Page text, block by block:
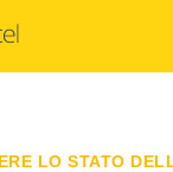
LO STATO